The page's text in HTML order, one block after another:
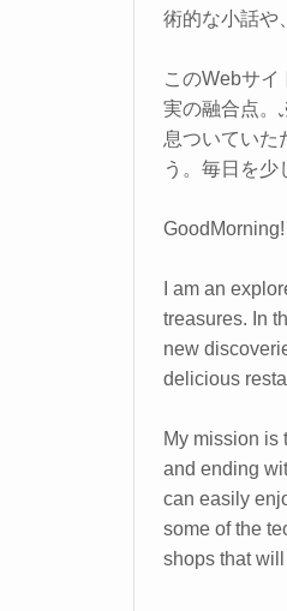
術的な小話や
このWebサ
実の融合点。
息ついていた
う。毎日を少
GoodMorning!
I am an
treasures. In
new
delicious
My mission is
and ending
can easily
some of the
shops that